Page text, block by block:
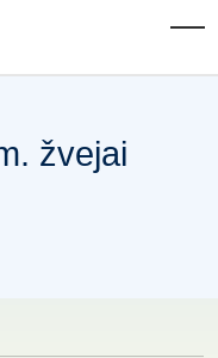
žvejai